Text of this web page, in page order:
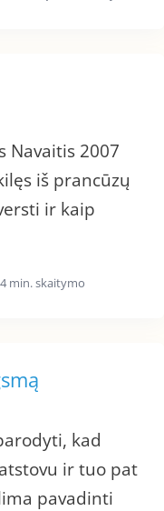
Navaitis 2007
iš prancūzų
ir kaip
4 min. skaitymo
kad
ir tuo pat
pavadinti